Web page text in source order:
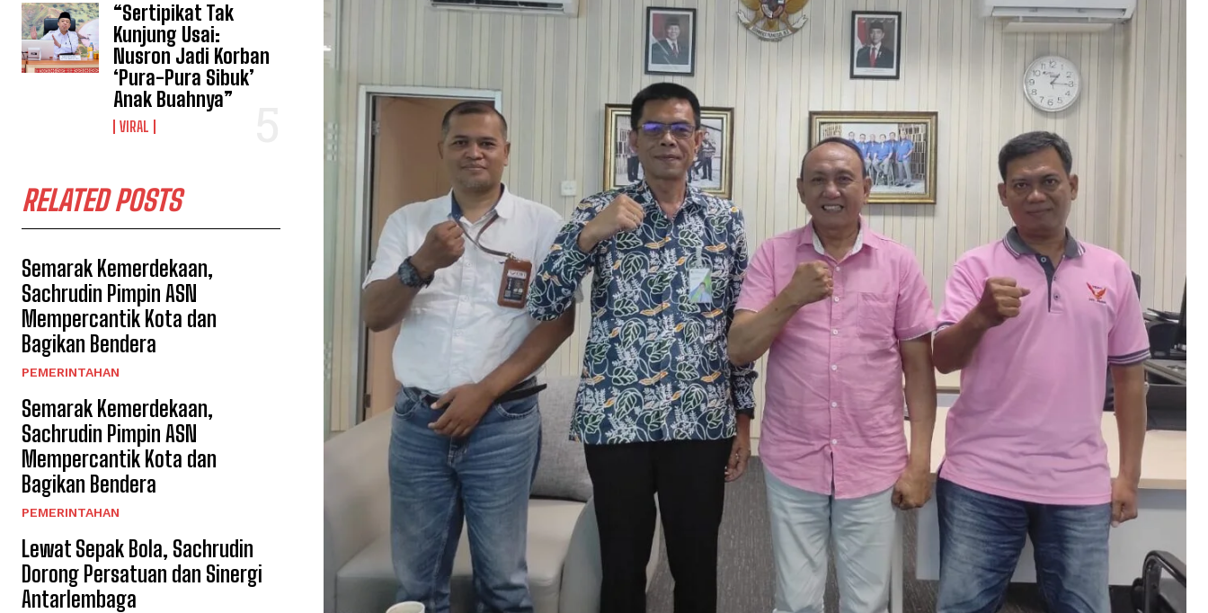
“Sertipikat Tak
Kunjung Usai:
Nusron Jadi Korban
‘Pura-Pura Sibuk’
Anak Buahnya”
VIRAL
RELATED POSTS
Semarak Kemerdekaan,
Sachrudin Pimpin ASN
Mempercantik Kota dan
Bagikan Bendera
PEMERINTAHAN
Semarak Kemerdekaan,
Sachrudin Pimpin ASN
Mempercantik Kota dan
Bagikan Bendera
PEMERINTAHAN
Lewat Sepak Bola, Sachrudin
Dorong Persatuan dan Sinergi
Antarlembaga